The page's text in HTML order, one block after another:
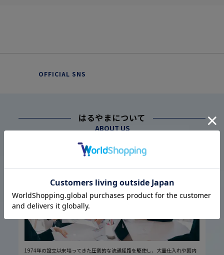
OFFICIAL SNS
はるやまについて
ABOUT US
幅広い仕入れ体制に基づく
1974年の設立以来培ってきた圧倒的な流通経路を駆使し、大量仕入れや国内